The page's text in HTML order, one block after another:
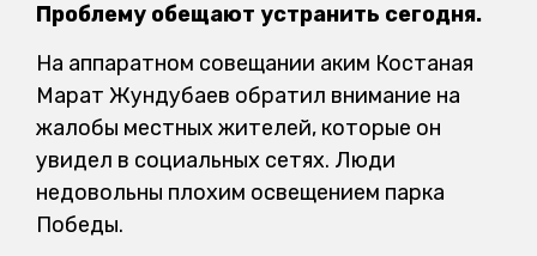
Проблему обещают устранить сегодня.
На аппаратном совещании аким Костаная
Марат Жундубаев обратил внимание на
жалобы местных жителей, которые он
увидел в социальных сетях. Люди
недовольны плохим освещением парка
Победы.